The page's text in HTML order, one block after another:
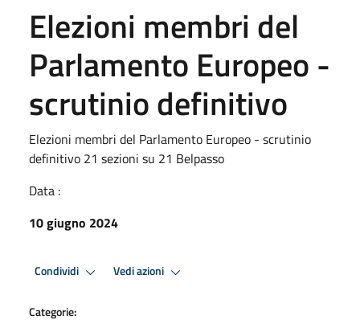
Elezioni membri del
Parlamento Europeo -
scrutinio definitivo
Elezioni membri del Parlamento Europeo - scrutinio
definitivo 21 sezioni su 21 Belpasso
Data :
10 giugno 2024
Condividi Vedi azioni
Categorie: